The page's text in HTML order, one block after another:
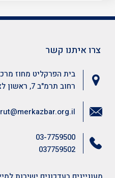
צרו איתנו קשר
בית הפרקליט מחוז
רחוב תרמ"ב 7, ראשון לציון
03-7759500
037759502